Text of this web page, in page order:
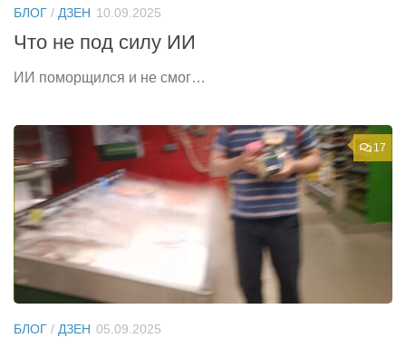
БЛОГ / ДЗЕН 10.09.2025
Что не под силу ИИ
ИИ поморщился и не смог…
17
БЛОГ / ДЗЕН 05.09.2025